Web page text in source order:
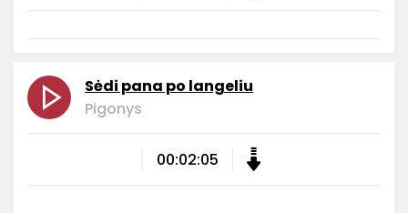
Sėdi pana po langeliu
Pigonys
00:02:05